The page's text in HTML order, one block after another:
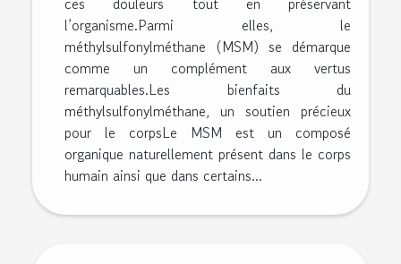
l’organisme.Parmi elles, le
méthylsulfonylméthane (MSM) se démarque
comme un complément aux vertus
remarquables.Les bienfaits du
méthylsulfonylméthane, un soutien précieux
pour le corpsLe MSM est un composé
organique naturellement présent dans le corps
humain ainsi que dans certains...